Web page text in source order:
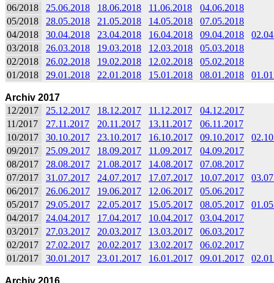
06/2018
25.06.2018 18.06.2018 11.06.2018
04.06.2018
05/2018
28.05.2018 21.05.2018 14.05.2018
07.05.2018
04/2018
30.04.2018 23.04.2018 16.04.2018 09.04.2018
03/2018
26.03.2018 19.03.2018 12.03.2018
05.03.2018
02/2018
26.02.2018 19.02.2018 12.02.2018
05.02.2018
01/2018
29.01.2018 22.01.2018 15.01.2018 08.01.2018
Archiv 2017
12/2017
25.12.2017 18.12.2017 11.12.2017
04.12.2017
11/2017
27.11.2017 20.11.2017 13.11.2017
06.11.2017
10/2017
30.10.2017 23.10.2017 16.10.2017 09.10.2017
09/2017
25.09.2017 18.09.2017 11.09.2017
04.09.2017
08/2017
28.08.2017 21.08.2017 14.08.2017
07.08.2017
07/2017
31.07.2017 24.07.2017 17.07.2017 10.07.2017
06/2017
26.06.2017 19.06.2017 12.06.2017
05.06.2017
05/2017
29.05.2017 22.05.2017 15.05.2017 08.05.2017
04/2017
24.04.2017 17.04.2017 10.04.2017
03.04.2017
03/2017
27.03.2017 20.03.2017 13.03.2017
06.03.2017
02/2017
27.02.2017 20.02.2017 13.02.2017
06.02.2017
01/2017
30.01.2017 23.01.2017 16.01.2017 09.01.2017
Archiv 2016